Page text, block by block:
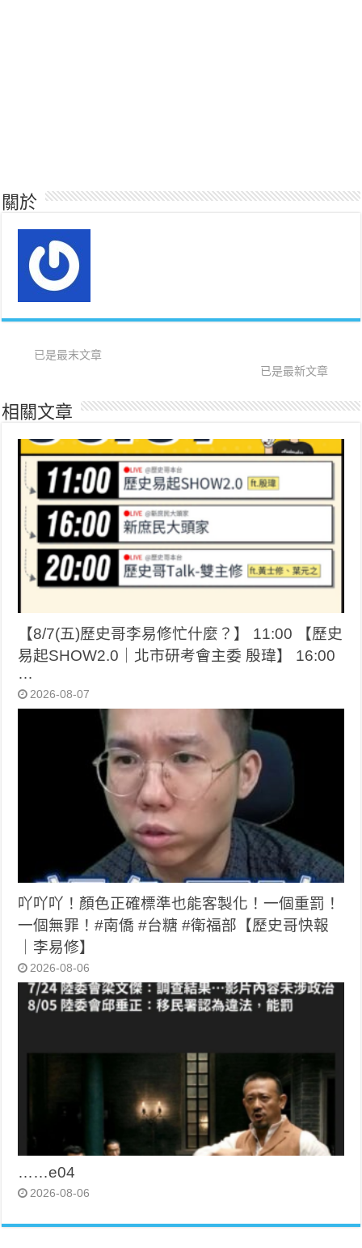
關於
已是最末文章
已是最新文章
相關文章
【8/7(五)歷史哥李易修忙什麼？】 11:00 【歷史
易起SHOW2.0｜北市研考會主委 殷瑋】 16:00
…
2026-08-07
吖吖吖！顏色正確標準也能客製化！一個重罰！
一個無罪！#南僑 #台糖 #衛福部【歷史哥快報
｜李易修】
2026-08-06
……e04
2026-08-06